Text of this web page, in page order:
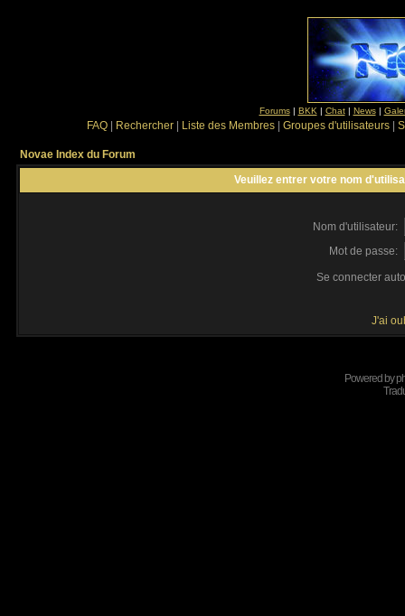
Forums| BKK | Chat| News|
FAQ Rechercher Liste des Membres Groupes d'utilisateurs
Novae Index du Forum
Veuillez entrer votre nom
Nom d'utilisateur:
Mot de passe:
Se connecter
J'ai
Powered by